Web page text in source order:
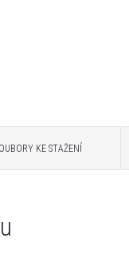
KE STAŽENÍ